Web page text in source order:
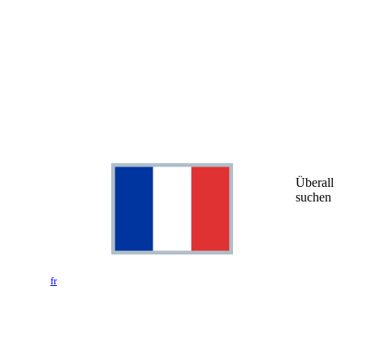
fr
Überall
suchen